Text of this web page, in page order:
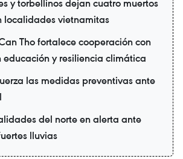
y torbellinos dejan cuatro muertos
localidades vietnamitas
Tho fortalece cooperación con
educación y resiliencia climática
las medidas preventivas ante
del norte en alerta ante
lluvias